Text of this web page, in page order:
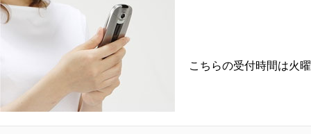
こちらの受付時間は火